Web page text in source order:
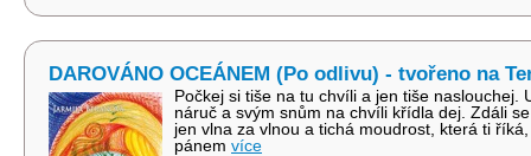
DAROVÁNO OCEÁNEM (Po odlivu) - tvořeno na
Počkej si tiše na tu chvíli a jen tiše naslouchej.
náruč a svým snům na chvíli křídla dej. Zdáli
jen vlna za vlnou a tichá moudrost, která ti
pánem více